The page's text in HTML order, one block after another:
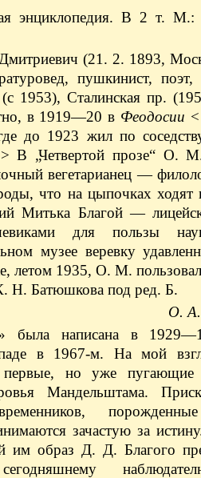
энциклопедия. В 2 т.
(21. 2. 1893,
пушкинист, поэт,
1953), Сталинская пр.
в 1919—20 в Феодосии
до 1923 жил по
В „Четвертой прозе“ О.
вегетарианец —
что на цыпочках ходят
Митька Благой —
для пользы
музее веревку
летом 1935, О. М.
Н. Батюшкова под ред. Б.
О.
была написана в
в 1967-м. На мой
первые, но уже пугающие
Мандельштама.
зачастую за
им образ Д. Д. Благого
сегодняшнему